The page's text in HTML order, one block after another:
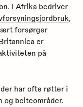
I Afrika bedriver
,
forsørger
er
på
har ofte røtter i
og beiteområder.